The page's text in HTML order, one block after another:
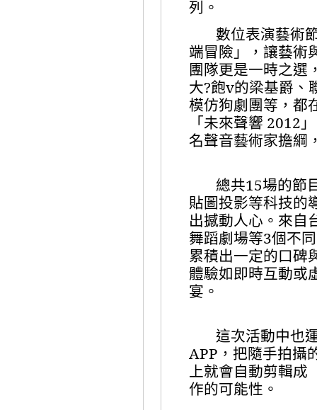
列。
數位表演藝術
端冒險」，讓藝術
團隊更是一時之選
大?飽v的梁基爵、
模仿狗劇團等，都
「未來聲響 2012
名聲音藝術家擔綱
總共15場的節
貼圖投影等科技的
出撼動人心。來自
舞蹈劇場等3個不
累積出一定的口碑
體驗如即時互動或
宴。
這次活動中也
APP ，把隨手拍攝
上就會自動剪輯成
作的可能性。